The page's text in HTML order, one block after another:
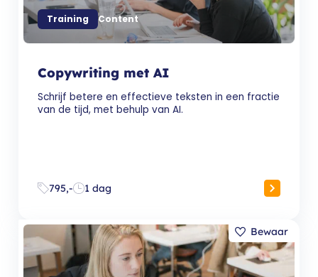
Training Content
Copywriting met AI
Schrijf betere en effectieve teksten in een fractie
van de tijd, met behulp van AI.
795,- 1 dag